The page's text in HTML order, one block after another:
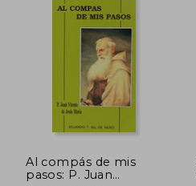
40%
Al compás de mis
pasos: P. Juan